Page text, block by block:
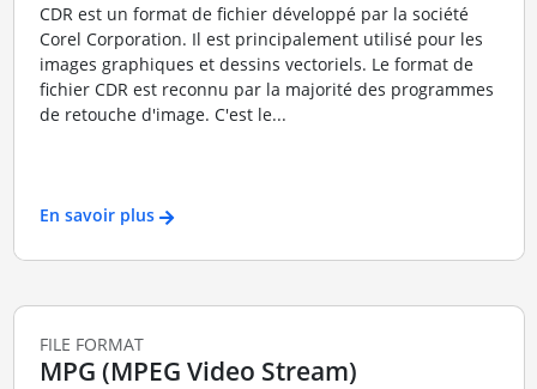
CDR est un format de fichier développé par la société
Corel Corporation. Il est principalement utilisé pour les
images graphiques et dessins vectoriels. Le format de
fichier CDR est reconnu par la majorité des programmes
de retouche d'image. C'est le...
En savoir plus
FILE FORMAT
MPG (MPEG Video Stream)